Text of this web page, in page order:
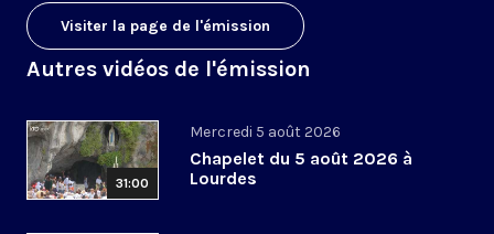
Visiter la page de l'émission
Autres vidéos de l'émission
31:00
Mercredi 5 août 2026
Chapelet du 5 août 2026 à
Lourdes